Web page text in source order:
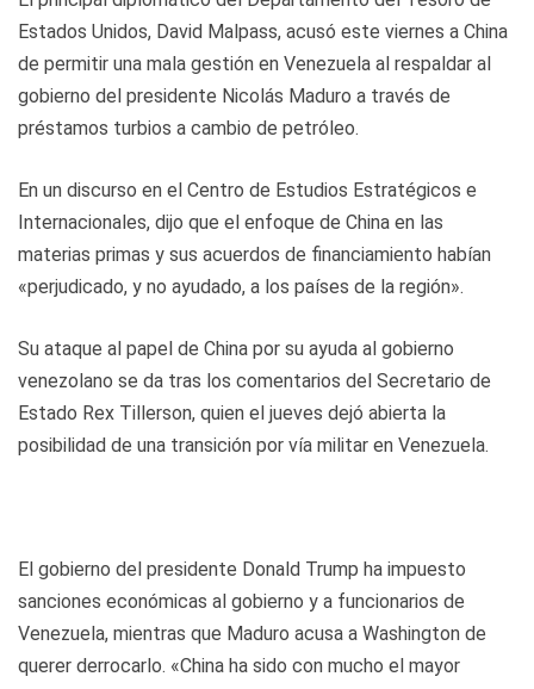
Estados Unidos, David Malpass, acusó este viernes a China
de permitir una mala gestión en Venezuela al respaldar al
gobierno del presidente Nicolás Maduro a través de
préstamos turbios a cambio de petróleo.
En un discurso en el Centro de Estudios Estratégicos e
Internacionales, dijo que el enfoque de China en las
materias primas y sus acuerdos de financiamiento habían
«perjudicado, y no ayudado, a los países de la región».
Su ataque al papel de China por su ayuda al gobierno
venezolano se da tras los comentarios del Secretario de
Estado Rex Tillerson, quien el jueves dejó abierta la
posibilidad de una transición por vía militar en Venezuela.
El gobierno del presidente Donald Trump ha impuesto
sanciones económicas al gobierno y a funcionarios de
Venezuela, mientras que Maduro acusa a Washington de
querer derrocarlo. «China ha sido con mucho el mayor